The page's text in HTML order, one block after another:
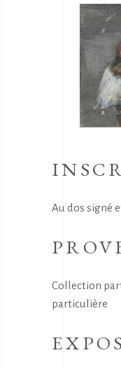
Au dos signé
Collection
particulière